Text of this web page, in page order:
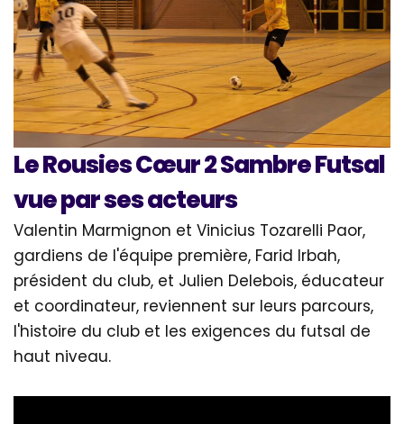
Le Rousies Cœur 2 Sambre Futsal
vue par ses acteurs
Valentin Marmignon et Vinicius Tozarelli Paor,
gardiens de l'équipe première, Farid Irbah,
président du club, et Julien Delebois, éducateur
et coordinateur, reviennent sur leurs parcours,
l'histoire du club et les exigences du futsal de
haut niveau.